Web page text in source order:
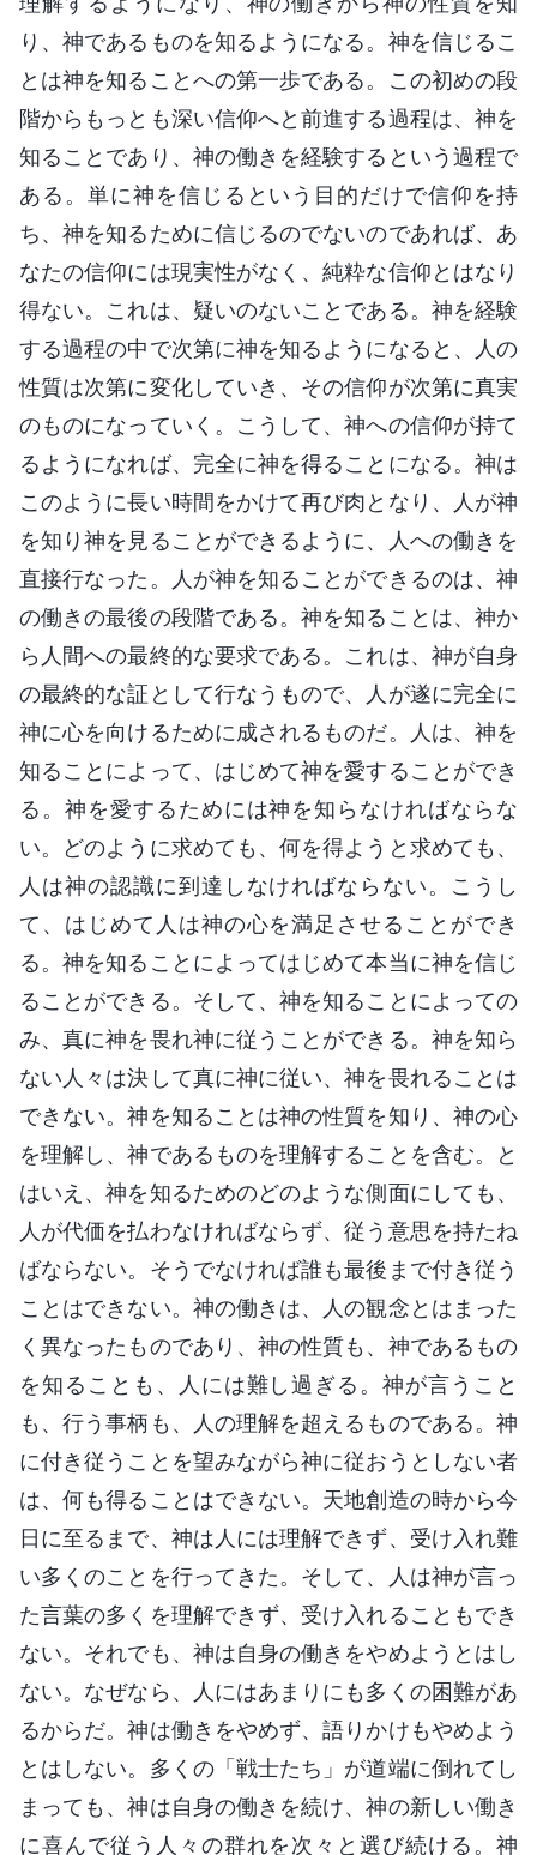
り、神であるものを知るようになる。神を信じるこ
とは神を知ることへの第一歩である。この初めの段
階からもっとも深い信仰へと前進する過程は、神を
知ることであり、神の働きを経験するという過程で
ある。単に神を信じるという目的だけで信仰を持
ち、神を知るために信じるのでないのであれば、あ
なたの信仰には現実性がなく、純粋な信仰とはなり
得ない。これは、疑いのないことである。神を経験
する過程の中で次第に神を知るようになると、人の
性質は次第に変化していき、その信仰が次第に真実
のものになっていく。こうして、神への信仰が持て
るようになれば、完全に神を得ることになる。神は
このように長い時間をかけて再び肉となり、人が神
を知り神を見ることができるように、人への働きを
直接行なった。人が神を知ることができるのは、神
の働きの最後の段階である。神を知ることは、神か
ら人間への最終的な要求である。これは、神が自身
の最終的な証として行なうもので、人が遂に完全に
神に心を向けるために成されるものだ。人は、神を
知ることによって、はじめて神を愛することができ
る。神を愛するためには神を知らなければならな
い。どのように求めても、何を得ようと求めても、
人は神の認識に到達しなければならない。こうし
て、はじめて人は神の心を満足させることができ
る。神を知ることによってはじめて本当に神を信じ
ることができる。そして、神を知ることによっての
み、真に神を畏れ神に従うことができる。神を知ら
ない人々は決して真に神に従い、神を畏れることは
できない。神を知ることは神の性質を知り、神の心
を理解し、神であるものを理解することを含む。と
はいえ、神を知るためのどのような側面にしても、
人が代価を払わなければならず、従う意思を持たね
ばならない。そうでなければ誰も最後まで付き従う
ことはできない。神の働きは、人の観念とはまった
く異なったものであり、神の性質も、神であるもの
を知ることも、人には難し過ぎる。神が言うこと
も、行う事柄も、人の理解を超えるものである。神
に付き従うことを望みながら神に従おうとしない者
は、何も得ることはできない。天地創造の時から今
日に至るまで、神は人には理解できず、受け入れ難
い多くのことを行ってきた。そして、人は神が言っ
た言葉の多くを理解できず、受け入れることもでき
ない。それでも、神は自身の働きをやめようとはし
ない。なぜなら、人にはあまりにも多くの困難があ
るからだ。神は働きをやめず、語りかけもやめよう
とはしない。多くの「戦士たち」が道端に倒れてし
まっても、神は自身の働きを続け、神の新しい働き
に喜んで従う人々の群れを次々と選び続ける。神